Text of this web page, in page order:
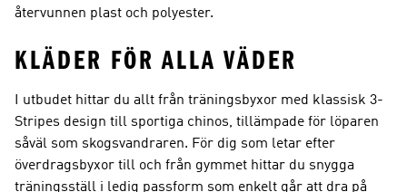
återvunnen plast och polyester.
KLÄDER FÖR ALLA VÄDER
I utbudet hittar du allt från träningsbyxor med klassisk 3-
Stripes design till sportiga chinos, tillämpade för löparen
såväl som skogsvandraren. För dig som letar efter
överdragsbyxor till och från gymmet hittar du snygga
träningsställ i ledig passform som enkelt går att dra på